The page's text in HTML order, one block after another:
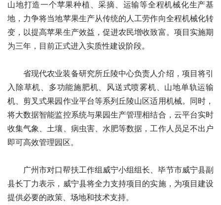
山地打造一个苹果种植、采摘、运输等全程机械化生产基
地，力争将当地苹果生产从传统的人工劳作向全程机械化转
变，以提高苹果生产效益，促进农民增收致富。项目实施期
为三年，目前正式进入实质性建设阶段。
省现代农业装备研究所丘陵中心负责人介绍，项目将引
入除草机、多功能施肥机、风送式喷雾机、山地单轨运输
机、剪叉式果园作业平台等系列丘陵山区适用机械。同时，
将大数据智能监控系统与果园生产管理相结合，云平台实时
收集气象、土壤、病虫害、水肥等数据，工作人员足不出户
即可高效管理园区。
广州市对口帮扶工作组威宁小组组长、毕节市威宁县副
县长丁力表示，威宁县将全力支持项目的实施，为项目建设
提供必要的政策、场地和技术支持。